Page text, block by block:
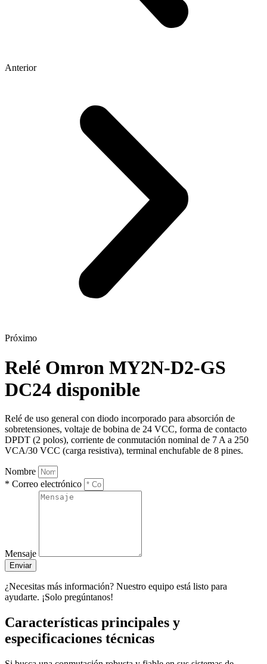
Anterior
Próximo
Relé Omron MY2N-D2-GS
DC24 disponible
Relé de uso general con diodo incorporado para absorción de
sobretensiones, voltaje de bobina de 24 VCC, forma de contacto
DPDT (2 polos), corriente de conmutación nominal de 7 A a 250
VCA/30 VCC (carga resistiva), terminal enchufable de 8 pines.
Nombre
* Correo electrónico
Mensaje
Enviar
¿Necesitas más información? Nuestro equipo está listo para
ayudarte. ¡Solo pregúntanos!
Características principales y
especificaciones técnicas